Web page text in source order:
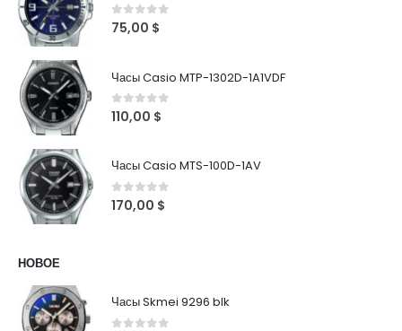
0out of 5
75,00 $
Часы Casio MTP-1302D-1A1VDF
0out of 5
110,00 $
Часы Casio MTS-100D-1AV
0out of 5
170,00 $
НОВОЕ
Часы Skmei 9296 blk